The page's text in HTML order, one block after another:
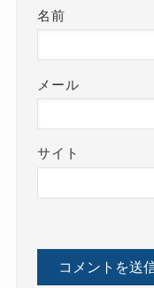
名前
メール
サイト